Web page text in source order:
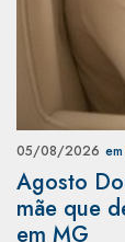
05/08/2026
Agosto
mãe que
em MG